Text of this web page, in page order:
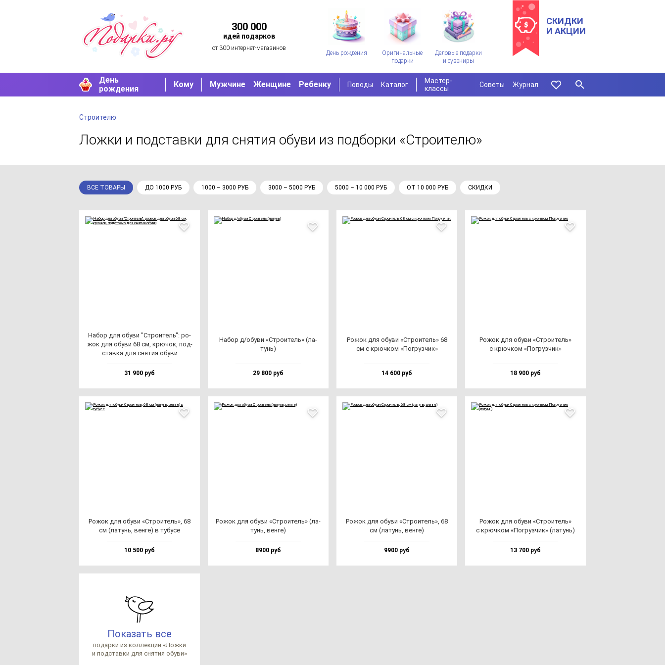
300 000
идей подарков
от 300 интернет-магазинов
День рождения
Оригинальные
подарки
Деловые подарки
и сувениры
СКИДКИ
И АКЦИИ
День
рождения
Кому Мужчине Женщине Ребенку Поводы Каталог
Мастер-
классы
Советы Журнал
Строителю
Ложки и подставки для снятия обуви из подборки «Строителю»
ВСЕ ТОВАРЫ ДО 1000 РУБ 1000 – 3000 РУБ 3000 – 5000 РУБ 5000 – 10 000 РУБ ОТ 10 000 РУБ СКИДКИ
Набор для обу­ви "Стро­итель": ро­
жок для обу­ви 68 см, крю­чок, под­
став­ка для сня­тия обу­ви
31 900 руб
Набор д/обу­ви «Стро­итель» (ла­
тунь)
29 800 руб
Рожок для обу­ви «Стро­итель» 68
см с крюч­ком «Пог­руз­чик»
14 600 руб
Рожок для обу­ви «Стро­итель»
с крюч­ком «Пог­руз­чик»
18 900 руб
Рожок для обу­ви «Стро­итель», 68
см (ла­тунь, вен­ге) в ту­бу­се
10 500 руб
Рожок для обу­ви «Стро­итель» (ла­
тунь, вен­ге)
8900 руб
Рожок для обу­ви «Стро­итель», 68
см (ла­тунь, вен­ге)
9900 руб
Рожок для обу­ви «Стро­итель»
с крюч­ком «Пог­руз­чик» (ла­тунь)
13 700 руб
Показать все
по­дар­ки из кол­лек­ции «Лож­ки
и под­став­ки для сня­тия обу­ви»